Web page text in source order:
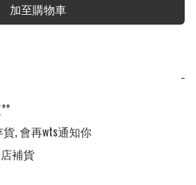
加至購物車
−
, 會再wts通知你
補貨